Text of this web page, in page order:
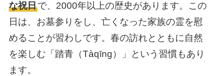
な祝日で、2000年以上の歴史があります。この
日は、お墓参りをし、亡くなった家族の霊を慰
めることが習わしです。春の訪れとともに自然
を楽しむ「踏青（Tàqīng）」という習慣もあり
ます。